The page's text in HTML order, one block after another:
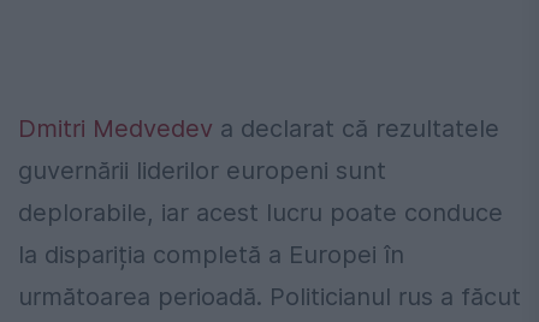
Dmitri Medvedev a declarat că rezultatele
guvernării liderilor europeni sunt
deplorabile, iar acest lucru poate conduce
la dispariția completă a Europei în
următoarea perioadă. Politicianul rus a făcut